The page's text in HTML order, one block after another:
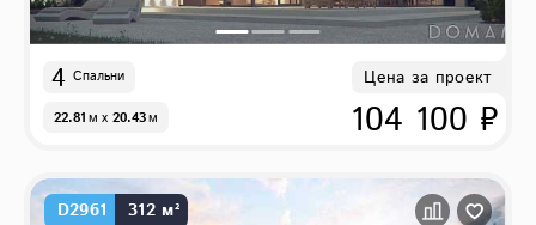
4 Спальни
22.81м x 20.43м
Цена за проект
104 100 ₽
D2961 312 м²